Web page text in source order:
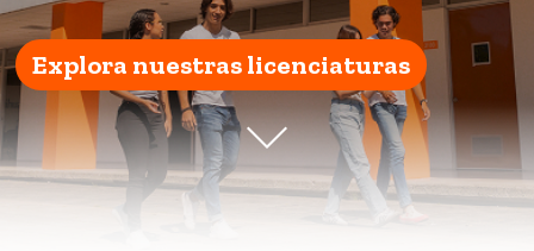
Explora nuestras licenciaturas